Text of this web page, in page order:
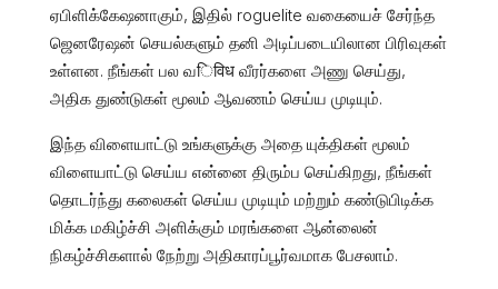
ஏபிளிக்கேஷனாகும், இதில் roguelite வகையைச் சேர்ந்த
ஜெனரேஷன் செயல்களும் தனி அடிப்படையிலான பிரிவுகள்
உள்ளன. நீங்கள் பல வिविध வீரர்களை அணு செய்து,
அதிக துண்டுகள் மூலம் ஆவணம் செய்ய முடியும்.
இந்த விளையாட்டு உங்களுக்கு அதை யுக்திகள் மூலம்
விளையாட்டு செய்ய என்னை திரும்ப செய்கிறது, நீங்கள்
தொடர்ந்து கலைகள் செய்ய முடியும் மற்றும் கண்டுபிடிக்க
மிக்க மகிழ்ச்சி அளிக்கும் மரங்களை ஆன்லைன்
நிகழ்ச்சிகளால் நேற்று அதிகாரப்பூர்வமாக பேசலாம்.